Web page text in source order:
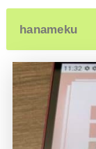
hanameku